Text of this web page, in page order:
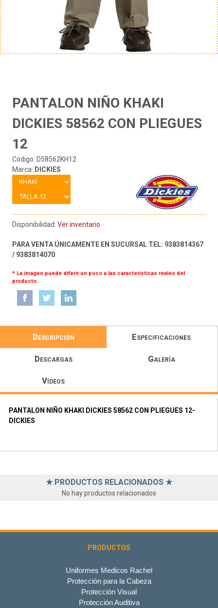
PANTALON NIÑO KHAKI
DICKIES 58562 CON PLIEGUES
12
Código: D58562KH12
Marca: DICKIES
Disponibilidad: Ver inventario
PARA VENTA ÚNICAMENTE EN SUCURSAL TEL: 9383814367
/ 9383814070
* La imagen puede diferir un poco a las características reales del
producto.
Descripción Especificaciones
Descargas Galería
Vídeos
PANTALON NIÑO KHAKI DICKIES 58562 CON PLIEGUES 12-
DICKIES
★ PRODUCTOS RELACIONADOS ★
No hay productos relacionados
PRODUCTOS
Uniformes Medicos Rachel
Protección para la Cabeza
Protección Visual
Protección Auditiva